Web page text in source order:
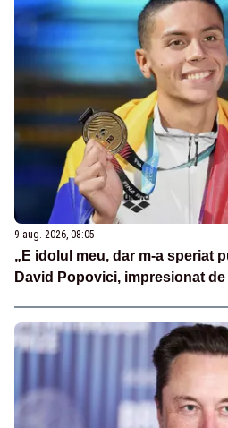
9 aug. 2026, 08:05
„E idolul meu, dar m-a speriat
David Popovici, impresionat